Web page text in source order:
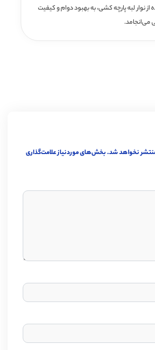
نوار لبه پارچه کشی، به بهبود دوام و کیفیت
می‌انجامد.
نخواهد شد.بخش‌های موردنیاز علامت‌گذاری